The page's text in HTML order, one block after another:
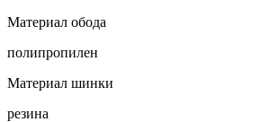
Материал обода
полипропилен
Материал шинки
резина